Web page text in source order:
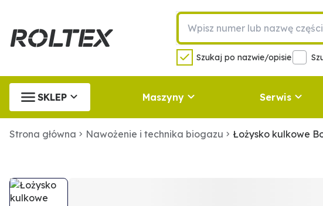
Szukaj po nazwie/opisie
SKLEP Maszyny Serwis
Strona główna Nawożenie i technika biogazu Łożysko kulkowe